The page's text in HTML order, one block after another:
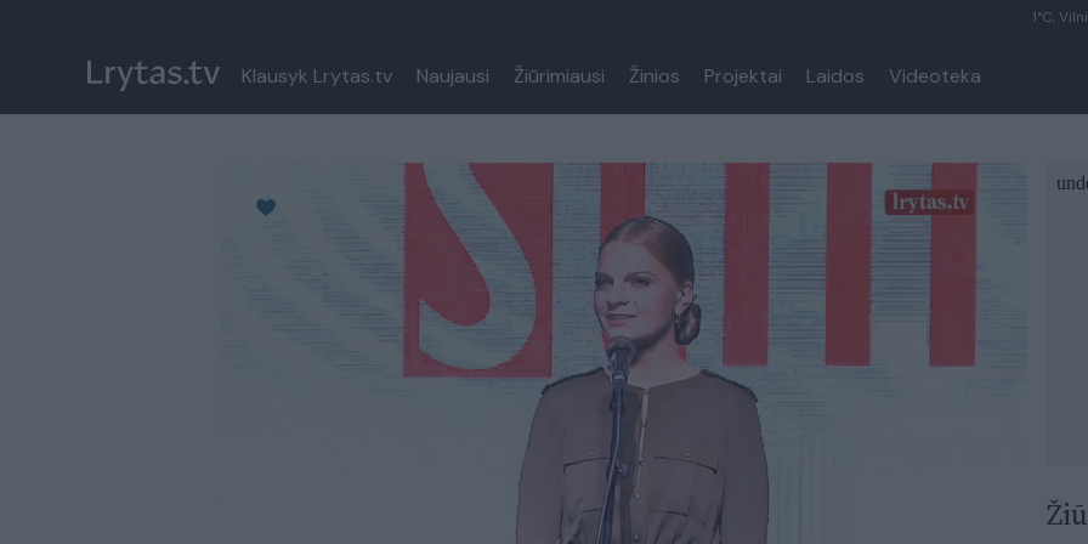
1°C,
Klausyk Lrytas.tv Naujausi Žiūrimiausi Žinios Projektai Laidos Videoteka